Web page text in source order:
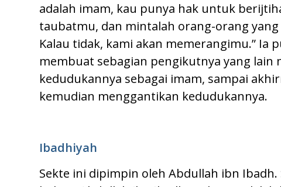
adalah imam, kau punya hak untuk
taubatmu, dan mintalah orang-orang
Kalau tidak, kami akan memerangimu.” Ia
membuat sebagian pengikutnya yang
kedudukannya sebagai imam, sampai
kemudian menggantikan kedudukannya.
Ibadhiyah
Sekte ini dipimpin oleh Abdullah ibn